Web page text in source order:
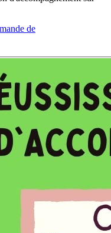
de